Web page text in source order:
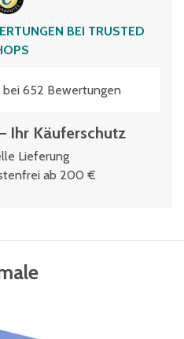
BEI TRUSTED
652 Bewertungen
Ihr Käuferschutz
Lieferung
ab 200 €